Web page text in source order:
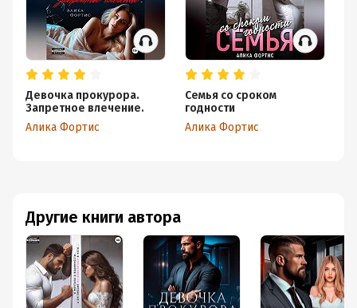
Другие книги автора
Девочка прокурора.
Запретное влечение.
Алика Фортис
Семья со сроком
годности
Алика Фортис